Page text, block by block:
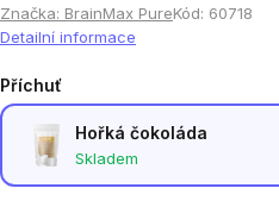
Značka: BrainMax PureKód: 60718
Detailní informace
Příchuť
Hořká čokoláda
Skladem